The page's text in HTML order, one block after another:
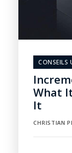
CONSEILS
What
It
CHRISTIAN